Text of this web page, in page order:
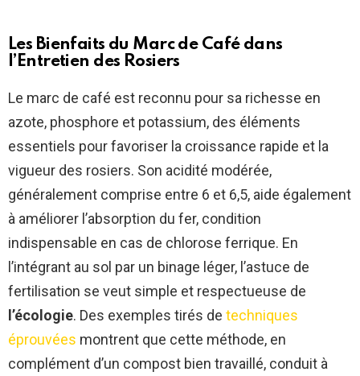
Les Bienfaits du Marc de Café dans
l’Entretien des Rosiers
Le marc de café est reconnu pour sa richesse en
azote, phosphore et potassium, des éléments
essentiels pour favoriser la croissance rapide et la
vigueur des rosiers. Son acidité modérée,
généralement comprise entre 6 et 6,5, aide également
à améliorer l’absorption du fer, condition
indispensable en cas de chlorose ferrique. En
l’intégrant au sol par un binage léger, l’astuce de
fertilisation se veut simple et respectueuse de
l’écologie. Des exemples tirés de techniques
éprouvées montrent que cette méthode, en
complément d’un compost bien travaillé, conduit à